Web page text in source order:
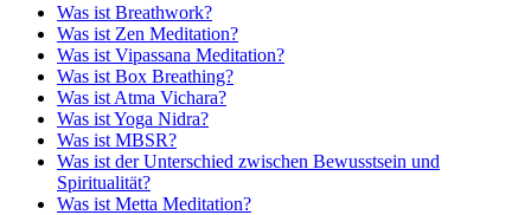
Was ist Breathwork?
Was ist Zen Meditation?
Was ist Vipassana Meditation?
Was ist Box Breathing?
Was ist Atma Vichara?
Was ist Yoga Nidra?
Was ist MBSR?
Was ist der Unterschied zwischen Bewusstsein und
Spiritualität?
Was ist Metta Meditation?